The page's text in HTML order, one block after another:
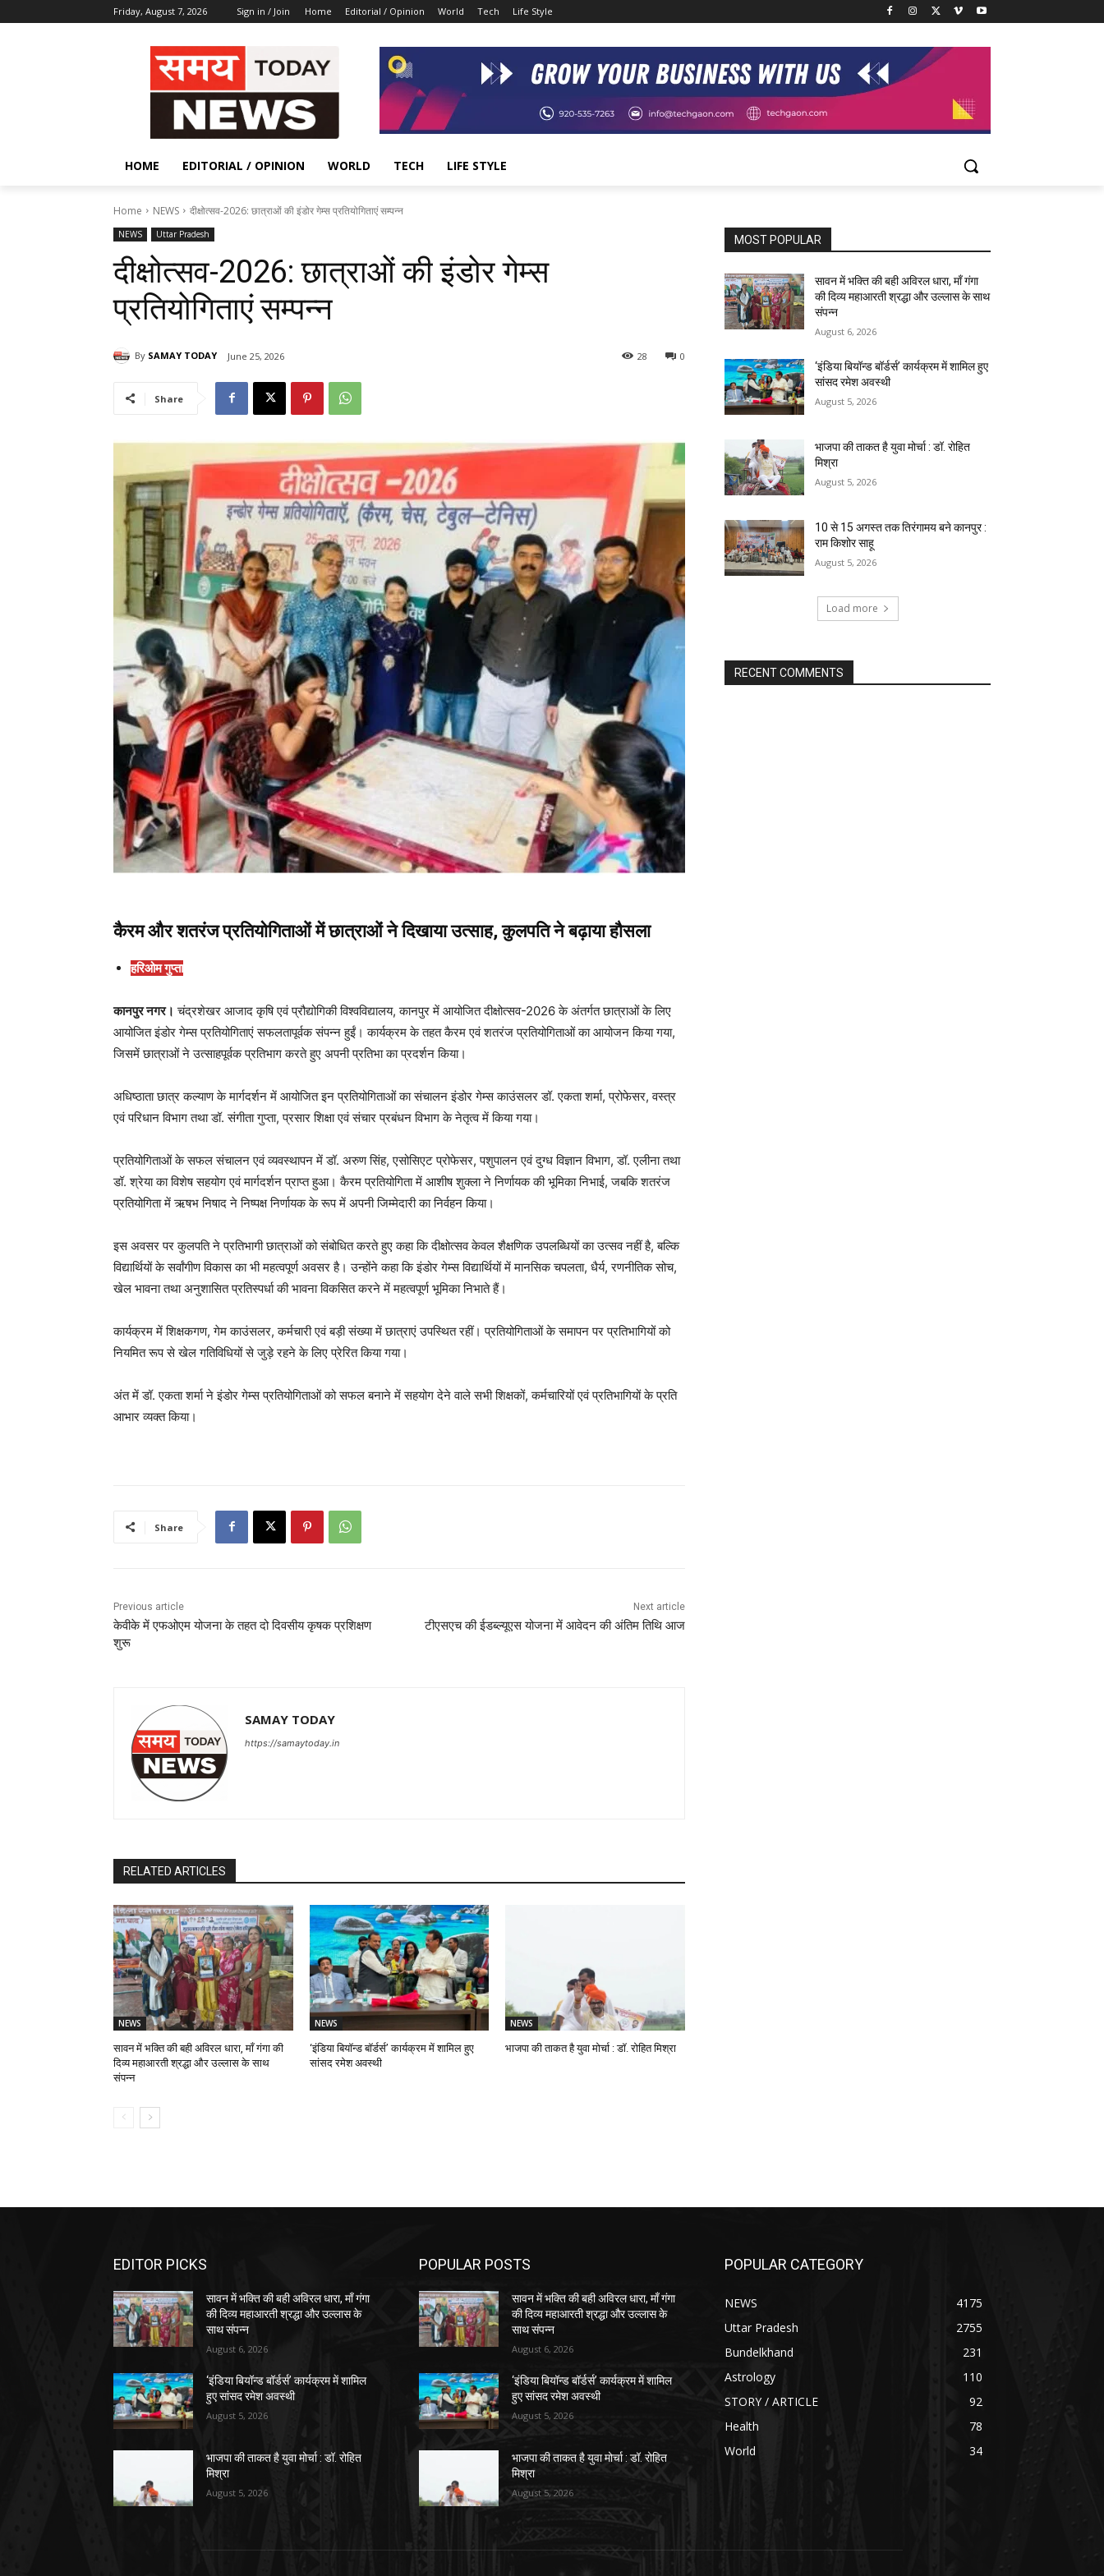
Friday, August 7, 2026 Sign in / Join Home Editorial / Opinion World Tech Life Style
HOME EDITORIAL / OPINION WORLD TECH LIFE STYLE
Home NEWS दीक्षोत्सव-2026: छात्राओं की इंडोर गेम्स प्रतियोगिताएं सम्पन्न
NEWS Uttar Pradesh
दीक्षोत्सव-2026: छात्राओं की इंडोर गेम्स
प्रतियोगिताएं सम्पन्न
By SAMAY TODAY June 25, 2026 0
28
Share
कैरम और शतरंज प्रतियोगिताओं में छात्राओं ने दिखाया उत्साह, कुलपति ने बढ़ाया हौसला
हरिओम गुप्ता
कानपुर नगर। चंद्रशेखर आजाद कृषि एवं प्रौद्योगिकी विश्वविद्यालय, कानपुर में आयोजित दीक्षोत्सव-2026 के अंतर्गत छात्राओं के लिए
आयोजित इंडोर गेम्स प्रतियोगिताएं सफलतापूर्वक संपन्न हुईं। कार्यक्रम के तहत कैरम एवं शतरंज प्रतियोगिताओं का आयोजन किया गया,
जिसमें छात्राओं ने उत्साहपूर्वक प्रतिभाग करते हुए अपनी प्रतिभा का प्रदर्शन किया।
अधिष्ठाता छात्र कल्याण के मार्गदर्शन में आयोजित इन प्रतियोगिताओं का संचालन इंडोर गेम्स काउंसलर डॉ. एकता शर्मा, प्रोफेसर, वस्त्र
एवं परिधान विभाग तथा डॉ. संगीता गुप्ता, प्रसार शिक्षा एवं संचार प्रबंधन विभाग के नेतृत्व में किया गया।
प्रतियोगिताओं के सफल संचालन एवं व्यवस्थापन में डॉ. अरुण सिंह, एसोसिएट प्रोफेसर, पशुपालन एवं दुग्ध विज्ञान विभाग, डॉ. एलीना तथा
डॉ. श्रेया का विशेष सहयोग एवं मार्गदर्शन प्राप्त हुआ। कैरम प्रतियोगिता में आशीष शुक्ला ने निर्णायक की भूमिका निभाई, जबकि शतरंज
प्रतियोगिता में ऋषभ निषाद ने निष्पक्ष निर्णायक के रूप में अपनी जिम्मेदारी का निर्वहन किया।
इस अवसर पर कुलपति ने प्रतिभागी छात्राओं को संबोधित करते हुए कहा कि दीक्षोत्सव केवल शैक्षणिक उपलब्धियों का उत्सव नहीं है, बल्कि
विद्यार्थियों के सर्वांगीण विकास का भी महत्वपूर्ण अवसर है। उन्होंने कहा कि इंडोर गेम्स विद्यार्थियों में मानसिक चपलता, धैर्य, रणनीतिक सोच,
खेल भावना तथा अनुशासित प्रतिस्पर्धा की भावना विकसित करने में महत्वपूर्ण भूमिका निभाते हैं।
कार्यक्रम में शिक्षकगण, गेम काउंसलर, कर्मचारी एवं बड़ी संख्या में छात्राएं उपस्थित रहीं। प्रतियोगिताओं के समापन पर प्रतिभागियों को
नियमित रूप से खेल गतिविधियों से जुड़े रहने के लिए प्रेरित किया गया।
अंत में डॉ. एकता शर्मा ने इंडोर गेम्स प्रतियोगिताओं को सफल बनाने में सहयोग देने वाले सभी शिक्षकों, कर्मचारियों एवं प्रतिभागियों के प्रति
आभार व्यक्त किया।
Share
Previous article
केवीके में एफओएम योजना के तहत दो दिवसीय कृषक प्रशिक्षण
शुरू
Next article
टीएसएच की ईडब्ल्यूएस योजना में आवेदन की अंतिम तिथि आज
SAMAY TODAY
https://samaytoday.in
RELATED ARTICLES
NEWS
सावन में भक्ति की बही अविरल धारा, माँ गंगा की
दिव्य महाआरती श्रद्धा और उल्लास के साथ
संपन्न
NEWS
‘इंडिया बियॉन्ड बॉर्डर्स’ कार्यक्रम में शामिल हुए
सांसद रमेश अवस्थी
NEWS
भाजपा की ताकत है युवा मोर्चा : डॉ. रोहित मिश्रा
MOST POPULAR
सावन में भक्ति की बही अविरल धारा, माँ गंगा
की दिव्य महाआरती श्रद्धा और उल्लास के साथ
संपन्न
August 6, 2026
‘इंडिया बियॉन्ड बॉर्डर्स’ कार्यक्रम में शामिल हुए
सांसद रमेश अवस्थी
August 5, 2026
भाजपा की ताकत है युवा मोर्चा : डॉ. रोहित
मिश्रा
August 5, 2026
10 से 15 अगस्त तक तिरंगामय बने कानपुर :
राम किशोर साहू
August 5, 2026
Load more
RECENT COMMENTS
EDITOR PICKS
सावन में भक्ति की बही अविरल धारा, माँ गंगा
की दिव्य महाआरती श्रद्धा और उल्लास के
साथ संपन्न
August 6, 2026
‘इंडिया बियॉन्ड बॉर्डर्स’ कार्यक्रम में शामिल
हुए सांसद रमेश अवस्थी
August 5, 2026
भाजपा की ताकत है युवा मोर्चा : डॉ. रोहित
मिश्रा
August 5, 2026
POPULAR POSTS
सावन में भक्ति की बही अविरल धारा, माँ गंगा
की दिव्य महाआरती श्रद्धा और उल्लास के
साथ संपन्न
August 6, 2026
‘इंडिया बियॉन्ड बॉर्डर्स’ कार्यक्रम में शामिल
हुए सांसद रमेश अवस्थी
August 5, 2026
भाजपा की ताकत है युवा मोर्चा : डॉ. रोहित
मिश्रा
August 5, 2026
POPULAR CATEGORY
NEWS
4175
Uttar Pradesh
2755
Bundelkhand
231
Astrology
110
STORY / ARTICLE
92
Health
78
World
34